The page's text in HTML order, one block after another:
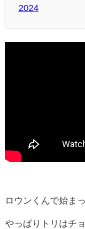
2024
ロウンくんで始ま
やっぱりトリはチ